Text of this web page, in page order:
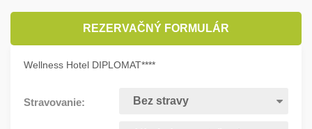
REZERVAČNÝ FORMULÁR
Wellness Hotel DIPLOMAT****
Stravovanie: